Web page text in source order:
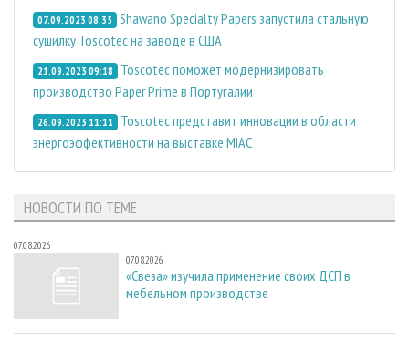
07.09.2023 08:35 Shawano Specialty Papers запустила стальную
сушилку Toscotec на заводе в США
21.09.2023 09:18
Toscotec поможет модернизировать
производство Paper Prime в Португалии
26.09.2023 11:11
Toscotec представит инновации в области
энергоэффективности на выставке MIAC
НОВОСТИ ПО ТЕМЕ
07.08.2026
07.08.2026
«Свеза» изучила применение своих ДСП в
мебельном производстве